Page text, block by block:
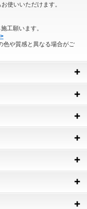
使いいただけます。
工願います。
色や質感と異なる場合がご